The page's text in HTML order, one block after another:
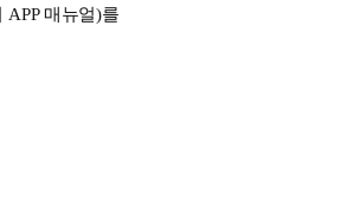
APP 매뉴얼)를